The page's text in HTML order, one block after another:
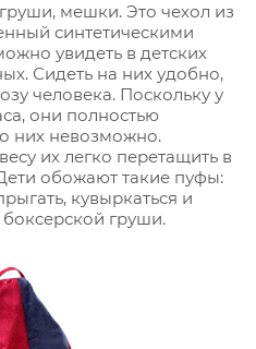
мешки. Это чехол из
синтетическими
увидеть в детских
Сидеть на них удобно,
человека. Поскольку у
они полностью
них невозможно.
их легко перетащить в
обожают такие пуфы:
кувыркаться и
боксерской груши.